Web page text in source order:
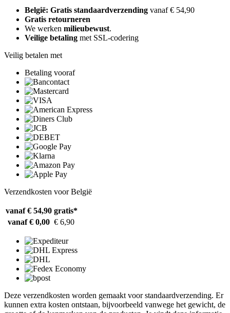
België: Gratis standaardverzending vanaf € 54,90
Gratis retourneren
We werken milieubewust.
Veilige betaling met SSL-codering
Veilig betalen met
Betaling vooraf
Verzendkosten voor België
vanaf € 54,90 gratis*
vanaf € 0,00 € 6,90
Deze verzendkosten worden gemaakt voor standaardverzending. Er
kunnen extra kosten ontstaan, bijvoorbeeld vanwege het gewicht, de